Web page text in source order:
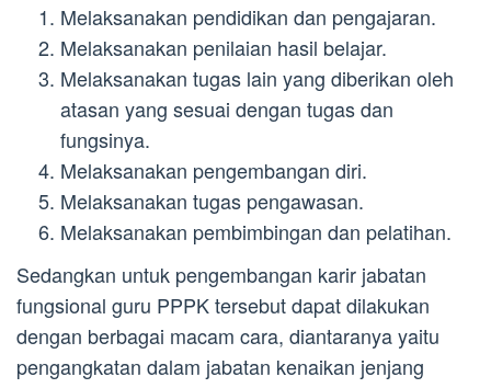
Melaksanakan pendidikan dan pengajaran.
Melaksanakan penilaian hasil belajar.
Melaksanakan tugas lain yang diberikan oleh
atasan yang sesuai dengan tugas dan
fungsinya.
Melaksanakan pengembangan diri.
Melaksanakan tugas pengawasan.
Melaksanakan pembimbingan dan pelatihan.
Sedangkan untuk pengembangan karir jabatan
fungsional guru PPPK tersebut dapat dilakukan
dengan berbagai macam cara, diantaranya yaitu
pengangkatan dalam jabatan kenaikan jenjang